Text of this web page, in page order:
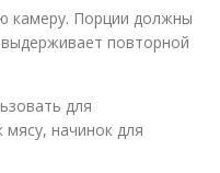
камеру. Порции должны
повторной
для
мясу, начинок для